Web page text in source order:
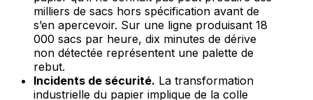
milliers de sacs hors spécification avant de
s’en apercevoir. Sur une ligne produisant 18
000 sacs par heure, dix minutes de dérive
non détectée représentent une palette de
rebut.
Incidents de sécurité. La transformation
industrielle du papier implique de la colle